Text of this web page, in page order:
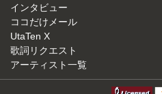
インタビュー
ココだけメール
UtaTen X
歌詞リクエスト
アーティスト一覧